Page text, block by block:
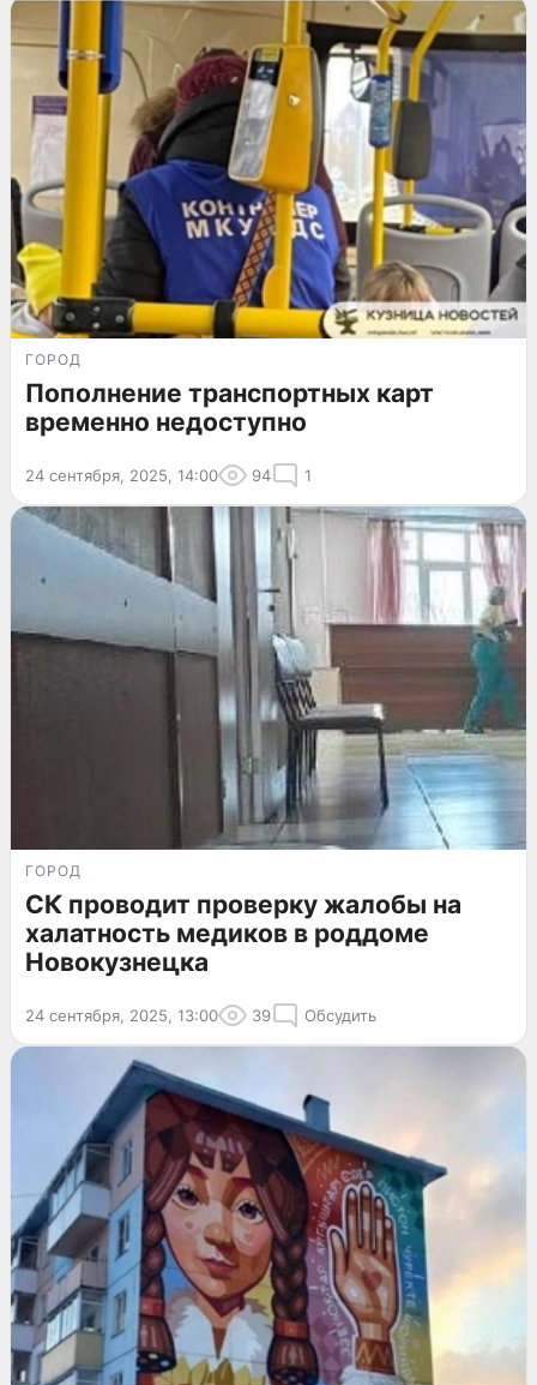
ГОРОД
Пополнение транспортных карт
временно недоступно
24 сентября, 2025, 14:00 94 1
ГОРОД
СК проводит проверку жалобы на
халатность медиков в роддоме
Новокузнецка
24 сентября, 2025, 13:00 39 Обсудить